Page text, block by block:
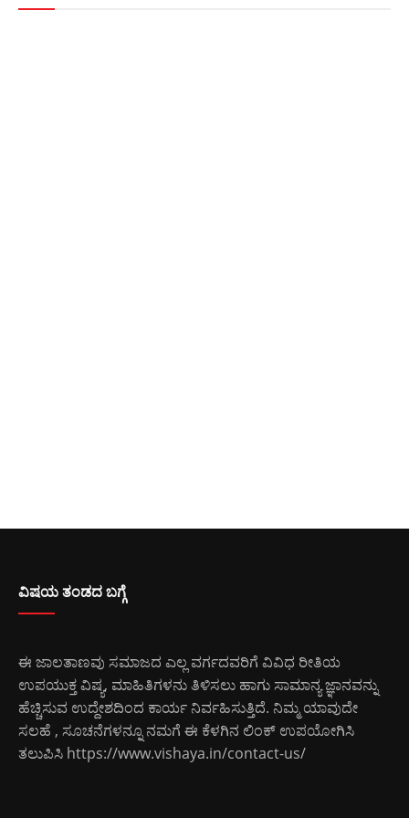
ವಿಷಯ ತಂಡದ ಬಗ್ಗೆ
ಈ ಜಾಲತಾಣವು ಸಮಾಜದ ಎಲ್ಲ ವರ್ಗದವರಿಗೆ ವಿವಿಧ ರೀತಿಯ
ಉಪಯುಕ್ತ ವಿಷ್ಯ, ಮಾಹಿತಿಗಳನು ತಿಳಿಸಲು ಹಾಗು ಸಾಮಾನ್ಯ ಜ್ಞಾನವನ್ನು
ಹೆಚ್ಚಿಸುವ ಉದ್ದೇಶದಿಂದ ಕಾರ್ಯ ನಿರ್ವಹಿಸುತ್ತಿದೆ. ನಿಮ್ಮ ಯಾವುದೇ
ಸಲಹೆ , ಸೂಚನೆಗಳನ್ನೂ ನಮಗೆ ಈ ಕೆಳಗಿನ ಲಿಂಕ್ ಉಪಯೋಗಿಸಿ
ತಲುಪಿಸಿ https://www.vishaya.in/contact-us/